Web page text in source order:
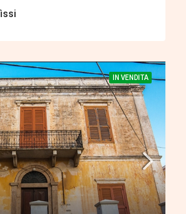
IN VENDITA